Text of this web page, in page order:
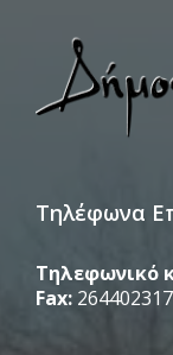
Τηλέφωνα
Τηλεφωνικό
Fax: